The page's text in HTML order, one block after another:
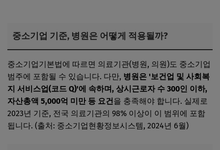
중소기업 기준, 병원은 어떻게 적용될까?
중소기업기본법에 따르면 의료기관(병원, 의원)도 중소기업
범주에 포함될 수 있습니다. 다만, 병원은 '보건업 및 사회복
지 서비스업(코드 Q)'에 속하며, 상시근로자 수 300인 이하,
자산총액 5,000억 미만 등 요건을 충족해야 합니다. 실제로
2023년 기준, 전국 의료기관의 98% 이상이 이 범위에 포함
됩니다. (출처: 중소기업현황정보시스템, 2024년 6월)